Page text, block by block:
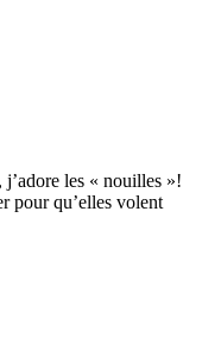
les « nouilles »!
pour qu’elles volent